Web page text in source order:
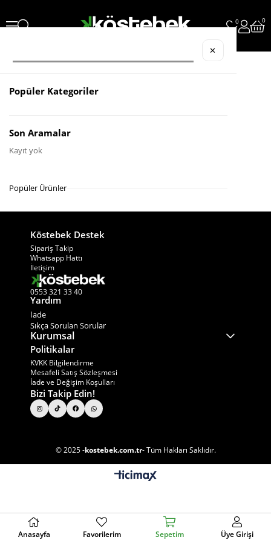
0 0
Köstebek Destek
Sipariş Takip
Whatsapp Hattı
İletişim
0553 321 33 40
Yardım
İade
Sıkça Sorulan Sorular
Kurumsal
Politikalar
KVKK Bilgilendirme
Mesafeli Satış Sözleşmesi
İade ve Değişim Koşulları
Bizi Takip Edin!
© 2025 -kostebek.com.tr- Tüm Hakları Saklıdır.
Anasayfa Favorilerim Sepetim Üye Girişi
✕
Popüler Kategoriler
Son Aramalar
Kayıt yok
Popüler Ürünler